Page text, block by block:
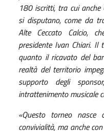
180 iscritti, tra cui anche
si disputano, come da
Alte Ceccato Calcio,
presidente Ivan Chiari. Il
quanto il ricavato del
realtà del territorio
supporto degli
intrattenimento musicale
«Questo torneo
convivialità, ma anche